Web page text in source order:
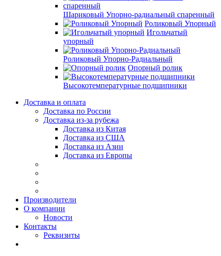
Шариковый Упорно-радиальный спаренный
Роликовый Упорный
Игольчатый
упорный
Роликовый Упорно-Радиальный
Опорный ролик
Высокотемпературные подшипники
Доставка и оплата
Доставка по России
Доставка из-за рубежа
Доставка из Китая
Доставка из США
Доставка из Азии
Доставка из Европы
Производители
О компании
Новости
Контакты
Реквизиты